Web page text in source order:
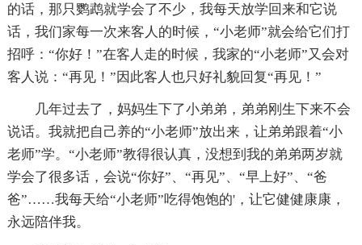
的话，那只鹦鹉就学会了不少，我每天放学回来和它说
话，我们家每一次来客人的时候，“小老师”就会给它们打
招呼：“你好！”在客人走的时候，我家的“小老师”又会对
客人说：“再见！”因此客人也只好礼貌回复“再见！”
几年过去了，妈妈生下了小弟弟，弟弟刚生下来不会
说话。我就把自己养的“小老师”放出来，让弟弟跟着“小
老师”学。“小老师”教得很认真，没想到我的弟弟两岁就
学会了很多话，会说“你好”、“再见”、“早上好”、“爸
爸”……我每天给“小老师”吃得饱饱的'，让它健健康康，
永远陪伴我。